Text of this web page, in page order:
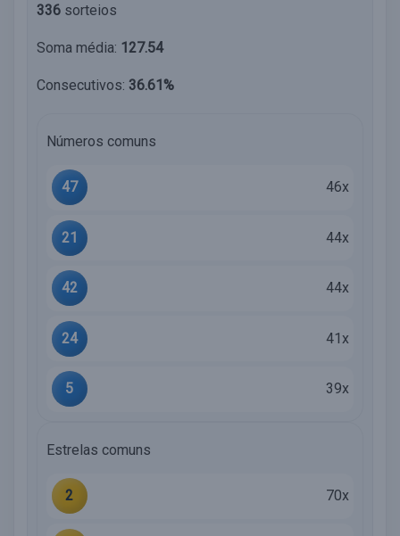
336 sorteios
Soma média: 127.54
Consecutivos: 36.61%
Números comuns
47 46x
21 44x
42 44x
24 41x
5 39x
Estrelas comuns
2 70x